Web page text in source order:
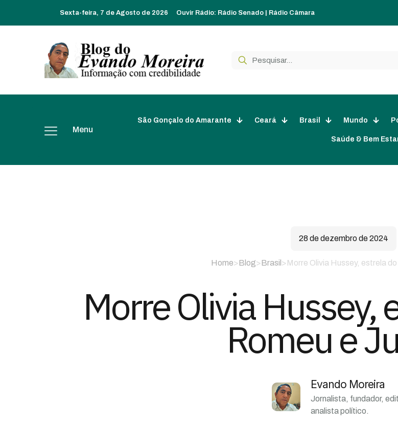
Sexta-feira, 7 de Agosto de 2026 Ouvir Rádio: Rádio Senado Rádio Câmara
Menu
São Gonçalo do Amarante Ceará Brasil Mundo
Saúde & Bem
28 de dezembro de 2024
Home> Blog> Brasil > Morre Olivia Hussey, estrela
Morre Olivia Hussey,
Romeu e
Evando Moreira
Jornalista, fundador,
analista político.